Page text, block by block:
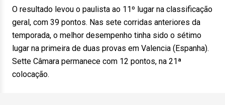
O resultado levou o paulista ao 11º lugar na classificação
geral, com 39 pontos. Nas sete corridas anteriores da
temporada, o melhor desempenho tinha sido o sétimo
lugar na primeira de duas provas em Valencia (Espanha).
Sette Câmara permanece com 12 pontos, na 21ª
colocação.